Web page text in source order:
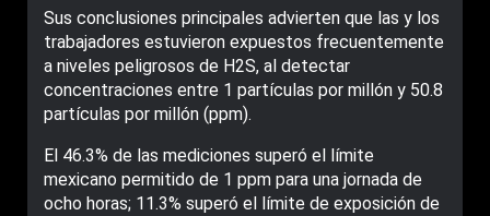
Sus conclusiones principales advierten que las y los
trabajadores estuvieron expuestos frecuentemente
a niveles peligrosos de H2S, al detectar
concentraciones entre 1 partículas por millón y 50.8
partículas por millón (ppm).
El 46.3% de las mediciones superó el límite
mexicano permitido de 1 ppm para una jornada de
ocho horas; 11.3% superó el límite de exposición de